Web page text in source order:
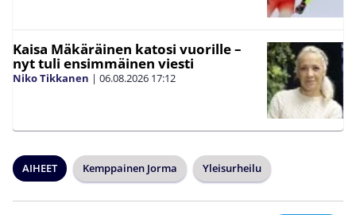
Kaisa Mäkäräinen katosi vuorille –
nyt tuli ensimmäinen viesti
Niko Tikkanen | 06.08.2026 17:12
AIHEET Kemppainen Jorma Yleisurheilu